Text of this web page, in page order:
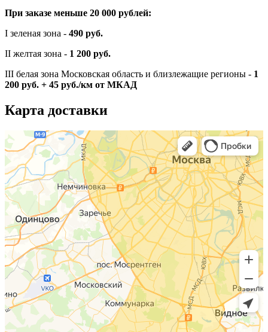
При заказе меньше 20 000 рублей:
I зеленая зона - 490 руб.
II желтая зона - 1 200 руб.
III белая зона Московская область и близлежащие регионы - 1
200 руб. + 45 руб./км от МКАД
Карта доставки